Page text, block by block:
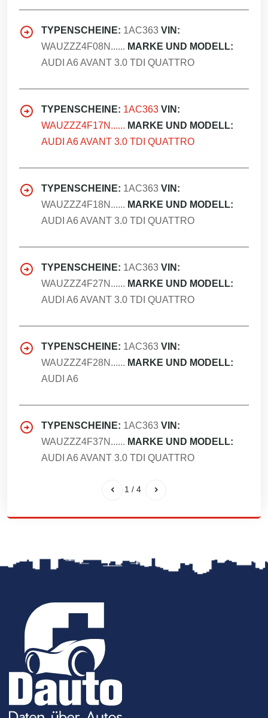
TYPENSCHEINE: 1AC363 VIN:
WAUZZZ4F08N...... MARKE UND MODELL:
AUDI A6 AVANT 3.0 TDI QUATTRO
TYPENSCHEINE: 1AC363 VIN:
WAUZZZ4F17N...... MARKE UND MODELL:
AUDI A6 AVANT 3.0 TDI QUATTRO
TYPENSCHEINE: 1AC363 VIN:
WAUZZZ4F18N...... MARKE UND MODELL:
AUDI A6 AVANT 3.0 TDI QUATTRO
TYPENSCHEINE: 1AC363 VIN:
WAUZZZ4F27N...... MARKE UND MODELL:
AUDI A6 AVANT 3.0 TDI QUATTRO
TYPENSCHEINE: 1AC363 VIN:
WAUZZZ4F28N...... MARKE UND MODELL:
AUDI A6
TYPENSCHEINE: 1AC363 VIN:
WAUZZZ4F37N...... MARKE UND MODELL:
AUDI A6 AVANT 3.0 TDI QUATTRO
1 / 4